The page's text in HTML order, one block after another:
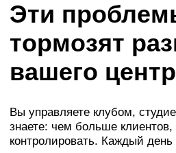
упрощает работу
спортивной
Она берет на себя
дает полный контроль и
помогает выстроить
прозрачную систему, где
клиентам.
Это не просто программа для спорта —
надежный партнер, который дает вам